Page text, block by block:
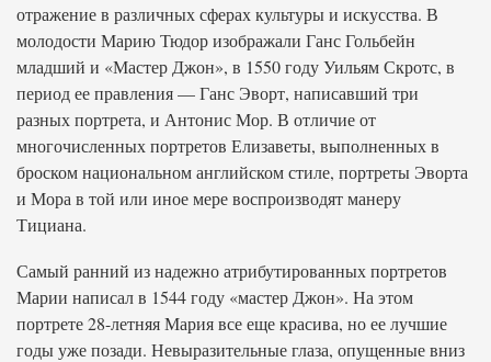
отражение в различных сферах культуры и искусства. В
молодости Марию Тюдор изображали Ганс Гольбейн
младший и «Мастер Джон», в 1550 году Уильям Скротс, в
период ее правления — Ганс Эворт, написавший три
разных портрета, и Антонис Мор. В отличие от
многочисленных портретов Елизаветы, выполненных в
броском национальном английском стиле, портреты Эворта
и Мора в той или иное мере воспроизводят манеру
Тициана.
Самый ранний из надежно атрибутированных портретов
Марии написал в 1544 году «мастер Джон». На этом
портрете 28-летняя Мария все еще красива, но ее лучшие
годы уже позади. Невыразительные глаза, опущенные вниз